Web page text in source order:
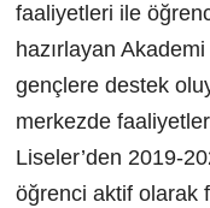
faaliyetleri ile
hazırlayan
gençlere destek
merkezde
Liseler’den 2019-
öğrenci aktif olarak